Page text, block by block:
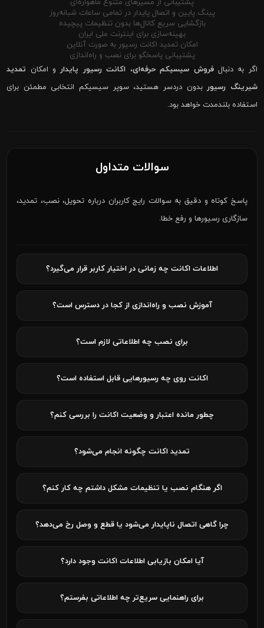
پشتیبانی از مسیرهای متنوع ماهواره‌ای
پینگ پایین و اتصال پایدار در تمامی ساعات شبانه‌روز
بازگشایی سریع کانال‌ها بدون تنظیمات پیچیده
بهینه‌سازی برای اینترنت ملی ایران
امکان تمدید اکانت رسیور به صورت آنلاین
پشتیبانی پاسخگو برای نصب و راه‌اندازی
اگر به دنبالفروش سیسیکم حرفه‌ای، اکانت رسیور پایدارو امکان تمدید
شیرینگ رسیوربدون دردسر هستید، سوپر سیسیکم انتخابی مطمئن برای
استفاده بلندمدت خواهد بود.
سوالات متداول
پاسخ کوتاه و دقیق به سوالات رایج کاربران درباره تحویل، نصب، تمدید،
سازگاری رسیورها و رفع خطا.
اطلاعات اکانت چه زمانی در اختیار کاربر قرار می‌گیرد؟
آموزش نصب و راه‌اندازی از کجا در دسترس است؟
برای نصب چه اطلاعاتی لازم است؟
اکانت روی چه رسیورهایی قابل استفاده است؟
چطور مانده اعتبار و وضعیت اکانت را بررسی کنم؟
تمدید اکانت چگونه انجام می‌شود؟
اگر هنگام نصب یا تنظیمات مشکل داشتم چه کار کنم؟
چرا گاهی اتصال ناپایدار می‌شود یا قطع و وصل رخ می‌دهد؟
آیا امکان بازیابی اطلاعات اکانت وجود دارد؟
برای راهنمایی سریع‌تر چه اطلاعاتی بفرستم؟